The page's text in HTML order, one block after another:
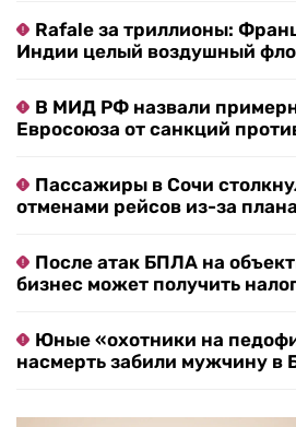
Rafale за триллионы:
Индии целый воздушный
В МИД РФ назвали
Евросоюза от санкций
Пассажиры в Сочи
отменами рейсов из-за
После атак БПЛА на
бизнес может получить
Юные «охотники на
насмерть забили мужчину в